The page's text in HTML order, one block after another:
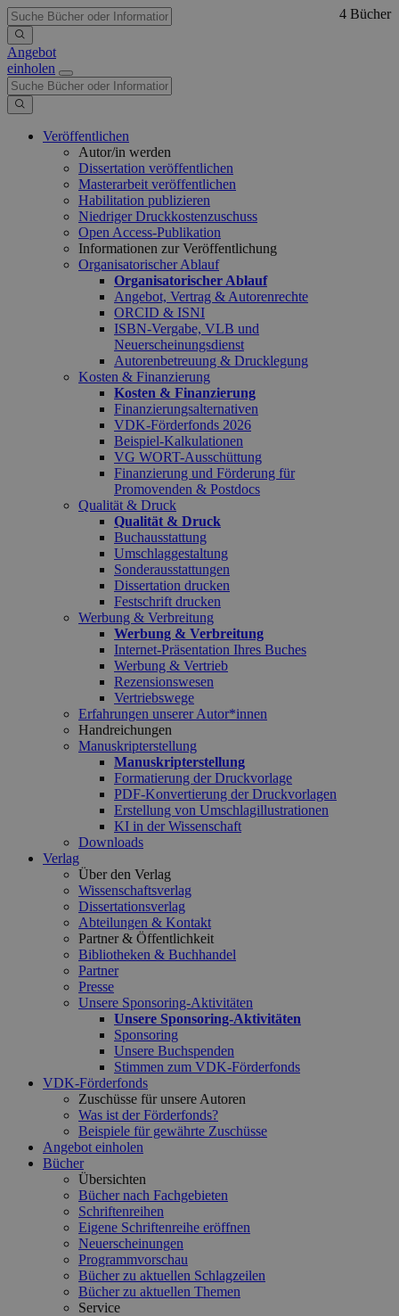
Angebot
einholen
Veröffentlichen
Autor/in werden
Dissertation veröffentlichen
Masterarbeit veröffentlichen
Habilitation publizieren
Niedriger Druckkostenzuschuss
Open Access-Publikation
Informationen zur Veröffentlichung
Organisatorischer Ablauf
Organisatorischer Ablauf
Angebot, Vertrag & Autorenrechte
ORCID & ISNI
ISBN-Vergabe, VLB und
Neuerscheinungsdienst
Autorenbetreuung & Drucklegung
Kosten & Finanzierung
Kosten & Finanzierung
Finanzierungsalternativen
VDK-Förderfonds 2026
Beispiel-Kalkulationen
VG WORT-Ausschüttung
Finanzierung und Förderung für
Promovenden & Postdocs
Qualität & Druck
Qualität & Druck
Buchausstattung
Umschlaggestaltung
Sonderausstattungen
Dissertation drucken
Festschrift drucken
Werbung & Verbreitung
Werbung & Verbreitung
Internet-Präsentation Ihres Buches
Werbung & Vertrieb
Rezensionswesen
Vertriebswege
Erfahrungen unserer Autor*innen
Handreichungen
Manuskripterstellung
Manuskripterstellung
Formatierung der Druckvorlage
PDF-Konvertierung der Druckvorlagen
Erstellung von Umschlagillustrationen
KI in der Wissenschaft
Downloads
Verlag
Über den Verlag
Wissenschaftsverlag
Dissertationsverlag
Abteilungen & Kontakt
Partner & Öffentlichkeit
Bibliotheken & Buchhandel
Partner
Presse
Unsere Sponsoring-Aktivitäten
Unsere Sponsoring-Aktivitäten
Sponsoring
Unsere Buchspenden
Stimmen zum VDK-Förderfonds
VDK-Förderfonds
Zuschüsse für unsere Autoren
Was ist der Förderfonds?
Beispiele für gewährte Zuschüsse
Angebot einholen
Bücher
Übersichten
Bücher nach Fachgebieten
Schriftenreihen
Eigene Schriftenreihe eröffnen
Neuerscheinungen
Programmvorschau
Bücher zu aktuellen Schlagzeilen
Bücher zu aktuellen Themen
Service
4 Bücher